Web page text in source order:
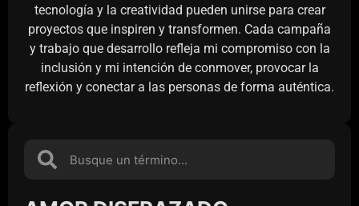
tecnología y la creatividad pueden unirse para crear
proyectos que inspiren y transformen. Cada campaña
y trabajo que desarrollo refleja mi compromiso con la
inclusión y mi intención de conmover, provocar la
reflexión y conectar a las personas de forma auténtica.